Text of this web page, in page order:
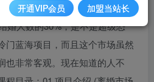
，有大数据表明2023年离婚人数
婚人数的30%，是不是超级恐
门蓝海项目，而且这个市场虽然
也非常客观。现在知道的人不
开通VIP会员 加盟当站长